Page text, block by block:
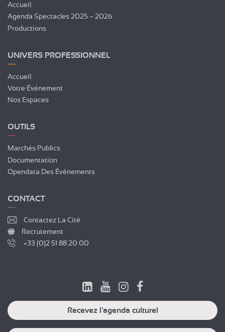
Accueil
Agenda Spectacles 2025 – 2026
Productions
UNIVERS PROFESSIONNEL
Accueil
Votre Événement
Nos Espaces
OUTILS
Marchés Publics
Documentation
Opendata Des Événements
CONTACT
Contactez La Cité
Recrutement
+33 (0)2 51 88 20 00
Recevez l'agenda culturel